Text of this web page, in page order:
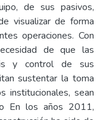
de sus pasivos,
visualizar de forma
operaciones. Con
de que las
y control de sus
sustentar la toma
institucionales, sean
En los años 2011,